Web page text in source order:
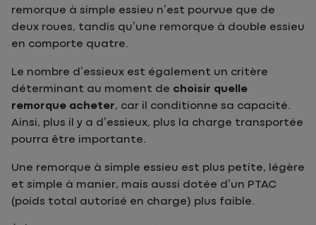
remorque à simple essieu n’est pourvue que de
deux roues, tandis qu’une remorque à double essieu
en comporte quatre.
Le nombre d’essieux est également un critère
déterminant au moment de choisir quelle
remorque acheter, car il conditionne sa capacité.
Ainsi, plus il y a d’essieux, plus la charge transportée
pourra être importante.
Une remorque à simple essieu est plus petite, légère
et simple à manier, mais aussi dotée d’un PTAC
(poids total autorisé en charge) plus faible.